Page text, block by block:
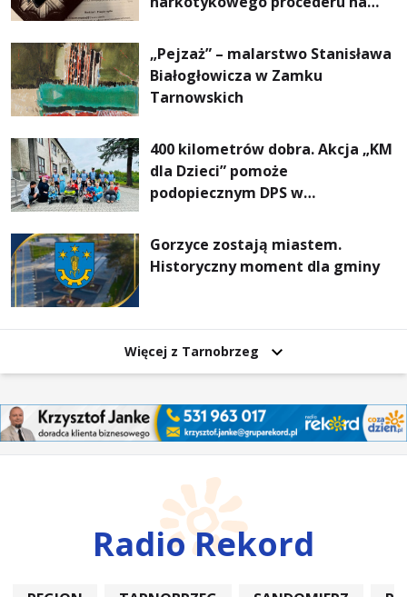
„Pejzaż” – malarstwo Stanisława
Białogłowicza w Zamku
Tarnowskich
400 kilometrów dobra. Akcja „KM
dla Dzieci” pomoże
podopiecznym DPS w
Gorzyce zostają miastem.
Historyczny moment dla gminy
Więcej z Tarnobrzeg
Radio Rekord